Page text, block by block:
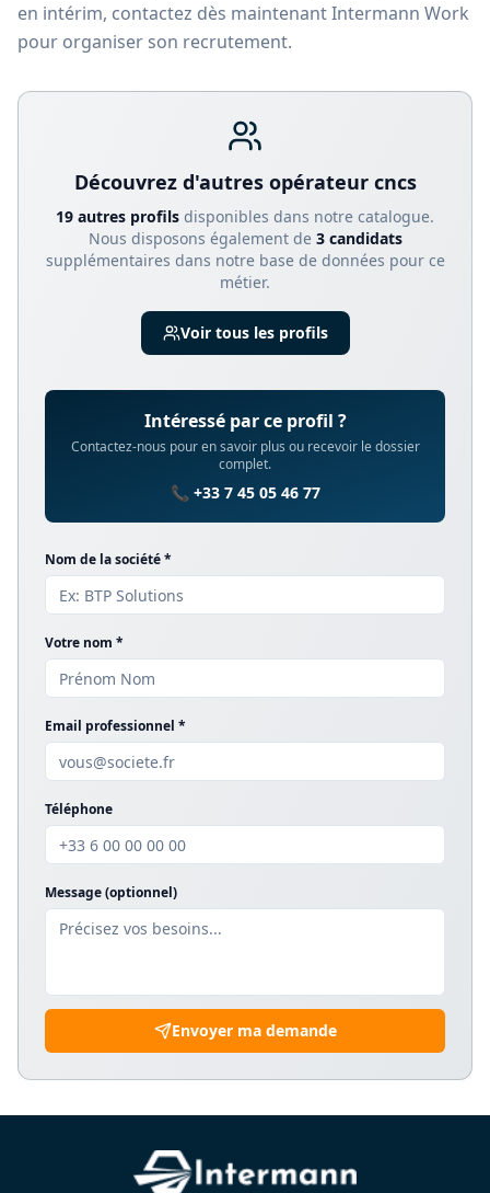
en intérim, contactez dès maintenant Intermann Work
pour organiser son recrutement.
Découvrez d'autres opérateur cncs
19 autres profils disponibles dans notre catalogue.
Nous disposons également de 3candidats
supplémentaires dans notre base de données pour ce
métier.
Voir tous les profils
Intéressé par ce profil ?
Contactez-nous pour en savoir plus ou recevoir le dossier
complet.
📞 +33 7 45 05 46 77
Nom de la société *
Votre nom *
Email professionnel *
Téléphone
Message (optionnel)
Envoyer ma demande